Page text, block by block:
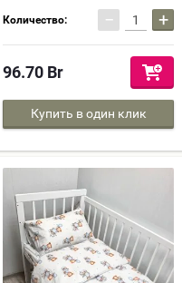
Количество: − +
96.70 Br
Купить в один клик